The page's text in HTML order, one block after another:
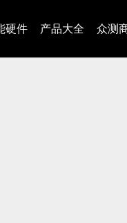
硬件 产品大全 众测